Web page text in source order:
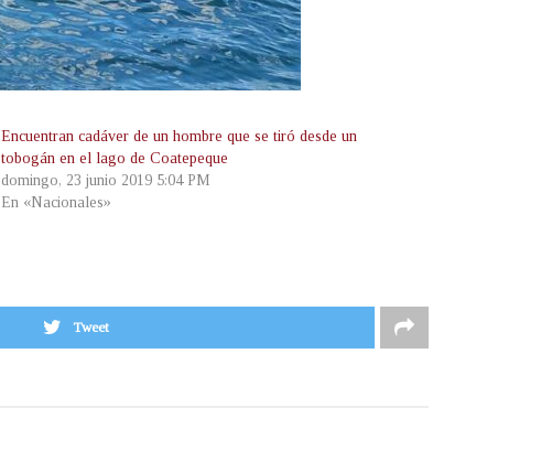
Encuentran cadáver de un hombre que se tiró desde un
tobogán en el lago de Coatepeque
domingo, 23 junio 2019 5:04 PM
En «Nacionales»
Tweet